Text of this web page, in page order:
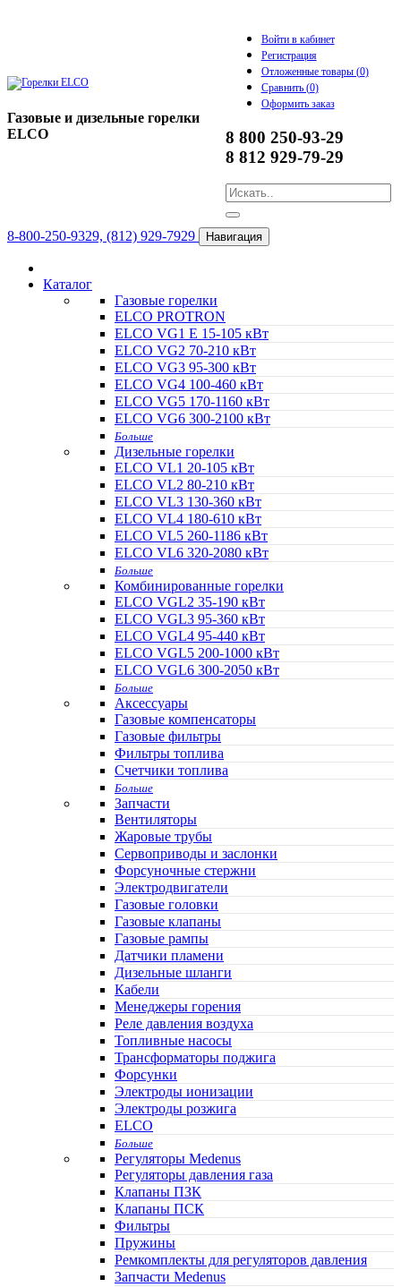
Газовые и дизельные горелки
ELCO
Войти в кабинет
Регистрация
Отложенные товары (0)
Сравнить (0)
Оформить заказ
8 800 250-93-29
8 812 929-79-29
8-800-250-9329, (812) 929-7929 Навигация
Каталог
Газовые горелки
ELCO PROTRON
ELCO VG1 E 15-105 кВт
ELCO VG2 70-210 кВт
ELCO VG3 95-300 кВт
ELCO VG4 100-460 кВт
ELCO VG5 170-1160 кВт
ELCO VG6 300-2100 кВт
Больше
Дизельные горелки
ELCO VL1 20-105 кВт
ELCO VL2 80-210 кВт
ELCO VL3 130-360 кВт
ELCO VL4 180-610 кВт
ELCO VL5 260-1186 кВт
ELCO VL6 320-2080 кВт
Больше
Комбинированные горелки
ELCO VGL2 35-190 кВт
ELCO VGL3 95-360 кВт
ELCO VGL4 95-440 кВт
ELCO VGL5 200-1000 кВт
ELCO VGL6 300-2050 кВт
Больше
Аксессуары
Газовые компенсаторы
Газовые фильтры
Фильтры топлива
Счетчики топлива
Больше
Запчасти
Вентиляторы
Жаровые трубы
Сервоприводы и заслонки
Форсуночные стержни
Электродвигатели
Газовые головки
Газовые клапаны
Газовые рампы
Датчики пламени
Дизельные шланги
Кабели
Менеджеры горения
Реле давления воздуха
Топливные насосы
Трансформаторы поджига
Форсунки
Электроды ионизации
Электроды розжига
ELCO
Больше
Регуляторы Medenus
Регуляторы давления газа
Клапаны ПЗК
Клапаны ПСК
Фильтры
Пружины
Ремкомплекты для регуляторов давления
Запчасти Medenus